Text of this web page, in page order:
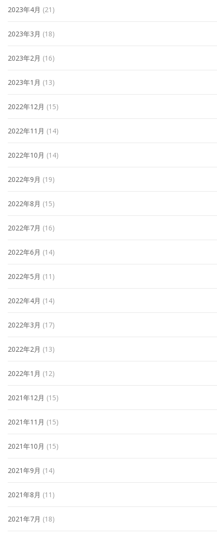
2023年4月 (21)
2023年3月 (18)
2023年2月 (16)
2023年1月 (13)
2022年12月 (15)
2022年11月 (14)
2022年10月 (14)
2022年9月 (19)
2022年8月 (15)
2022年7月 (16)
2022年6月 (14)
2022年5月 (11)
2022年4月 (14)
2022年3月 (17)
2022年2月 (13)
2022年1月 (12)
2021年12月 (15)
2021年11月 (15)
2021年10月 (15)
2021年9月 (14)
2021年8月 (11)
2021年7月 (18)